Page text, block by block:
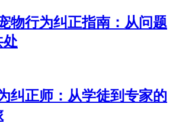
物行为纠正指南：从问题
处
纠正师：从学徒到专家的